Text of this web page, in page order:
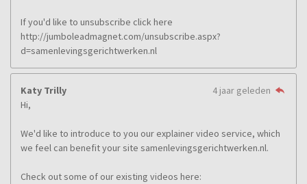
If you'd like to unsubscribe click here
http://jumboleadmagnet.com/unsubscribe.aspx?
d=samenlevingsgerichtwerken.nl
Katy Trilly
4 jaar geleden
Hi,
We'd like to introduce to you our explainer video service, which
we feel can benefit your site samenlevingsgerichtwerken.nl.
Check out some of our existing videos here: